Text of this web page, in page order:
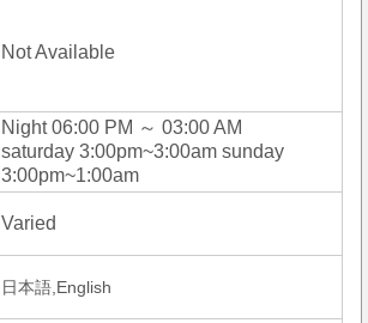
Not Available
Night 06:00 PM ～ 03:00 AM
saturday 3:00pm~3:00am sunday
3:00pm~1:00am
Varied
日本語,English